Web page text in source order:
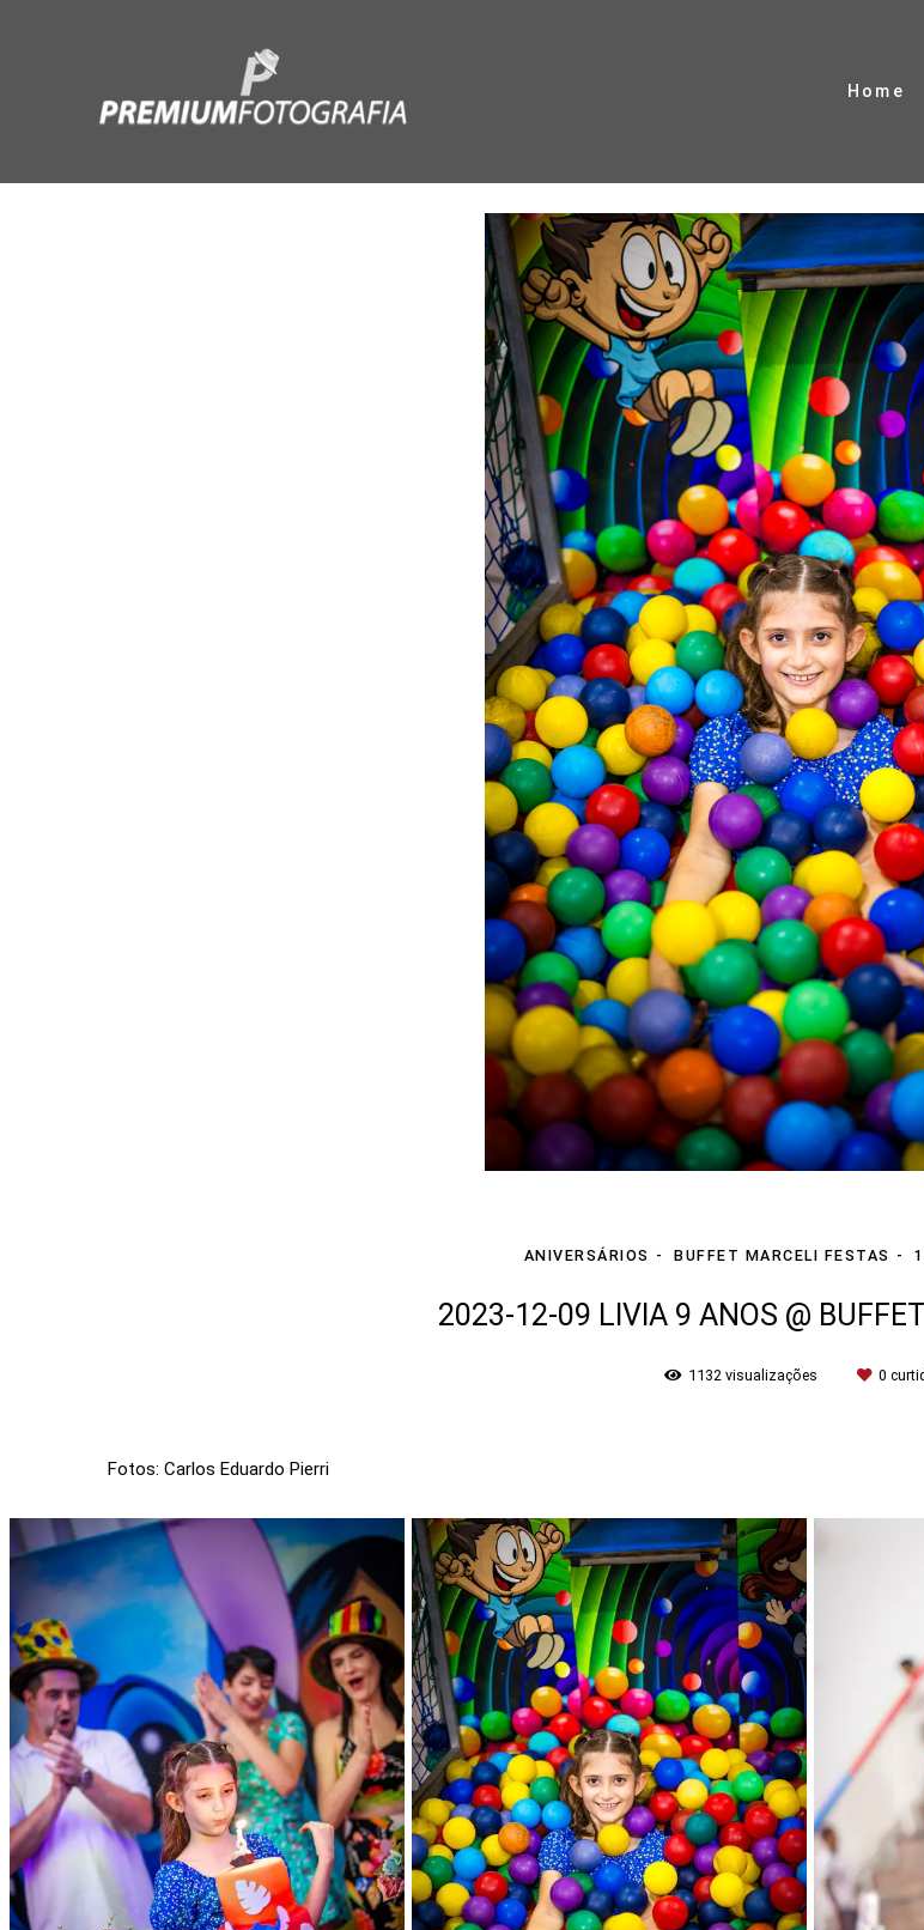
Home
ANIVERSÁRIOS BUFFET MARCELI FESTAS
2023-12-09 LIVIA 9 ANOS @
1132 visualizações 0
Fotos: Carlos Eduardo Pierri